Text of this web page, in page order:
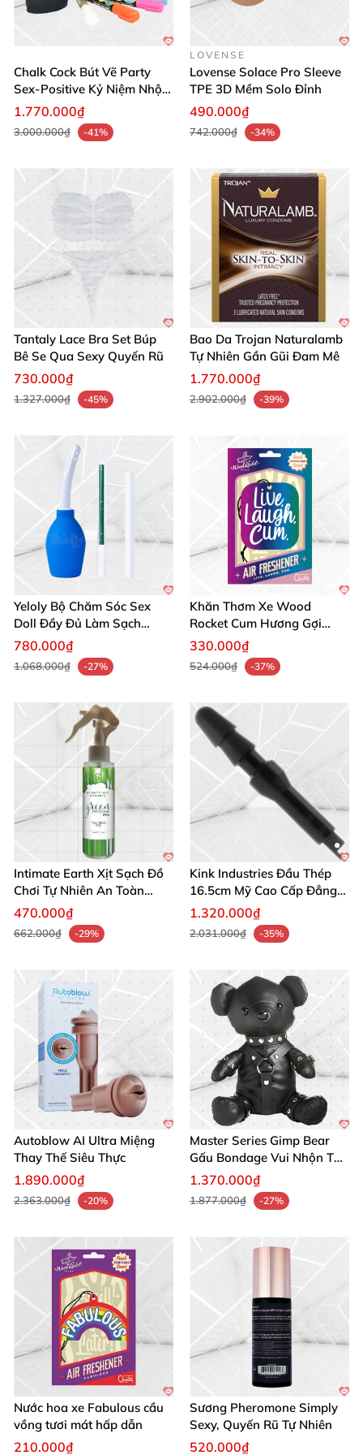
Mua ngay bộ bài Naughty Stick Figure Cards để biến
mọi buổi tụ họp thành bữa tiệc cười nghiêng ngả!
Đừng bỏ lỡ niềm vui bất tận này!
Chalk Cock Bút Vẽ Party
Sex-Positive Kỷ Niệm Nhộn
Nhịp
1.770.000₫
3.000.000₫ -41%
LOVENSE
Lovense Solace Pro Sleeve
TPE 3D Mềm Solo Đỉnh
490.000₫
742.000₫ -34%
Tantaly Lace Bra Set Búp
Bê Se Qua Sexy Quyến Rũ
730.000₫
1.327.000₫ -45%
Bao Da Trojan Naturalamb
Tự Nhiên Gần Gũi Đam Mê
1.770.000₫
2.902.000₫ -39%
Yeloly Bộ Chăm Sóc Sex
Doll Đầy Đủ Làm Sạch
Nhanh Tiết Kiệm
780.000₫
1.068.000₫ -27%
Khăn Thơm Xe Wood
Rocket Cum Hương Gợi
Tình Nồng
330.000₫
524.000₫ -37%
Intimate Earth Xịt Sạch Đồ
Chơi Tự Nhiên An Toàn
Hoàn Hảo
470.000₫
662.000₫ -29%
Kink Industries Đầu Thép
16.5cm Mỹ Cao Cấp Đẳng
Cấp
1.320.000₫
2.031.000₫ -35%
Autoblow AI Ultra Miệng
Thay Thế Siêu Thực
1.890.000₫
2.363.000₫ -20%
Master Series Gimp Bear
Gấu Bondage Vui Nhộn Táo
Bạo
1.370.000₫
1.877.000₫ -27%
Nước hoa xe Fabulous cầu
vồng tươi mát hấp dẫn
210.000₫
Sương Pheromone Simply
Sexy, Quyến Rũ Tự Nhiên
520.000₫